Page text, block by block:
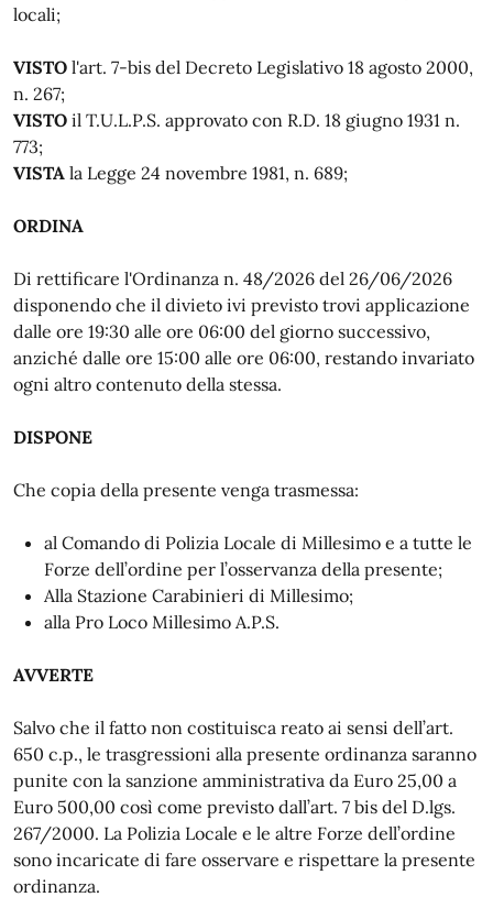
locali;
VISTO l'art. 7-bis del Decreto Legislativo 18 agosto 2000,
n. 267;
VISTO il T.U.L.P.S. approvato con R.D. 18 giugno 1931 n.
773;
VISTA la Legge 24 novembre 1981, n. 689;
ORDINA
Di rettificare l'Ordinanza n. 48/2026 del 26/06/2026
disponendo che il divieto ivi previsto trovi applicazione
dalle ore 19:30 alle ore 06:00 del giorno successivo,
anziché dalle ore 15:00 alle ore 06:00, restando invariato
ogni altro contenuto della stessa.
DISPONE
Che copia della presente venga trasmessa:
al Comando di Polizia Locale di Millesimo e a tutte le
Forze dell’ordine per l’osservanza della presente;
Alla Stazione Carabinieri di Millesimo;
alla Pro Loco Millesimo A.P.S.
AVVERTE
Salvo che il fatto non costituisca reato ai sensi dell’art.
650 c.p., le trasgressioni alla presente ordinanza saranno
punite con la sanzione amministrativa da Euro 25,00 a
Euro 500,00 così come previsto dall’art. 7 bis del D.lgs.
267/2000. La Polizia Locale e le altre Forze dell’ordine
sono incaricate di fare osservare e rispettare la presente
ordinanza.